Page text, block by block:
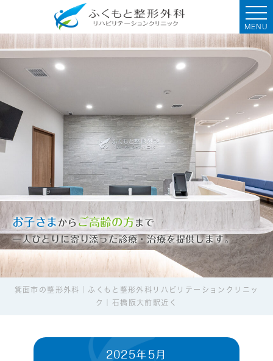
MENU
お子さまからご高齢の方 まで
一人ひとりに寄り添った診療・治療を提供します。
箕面市の整形外科｜ふくもと整形外科リハビリテーションクリニッ
ク｜石橋阪大前駅近く
2025年5月